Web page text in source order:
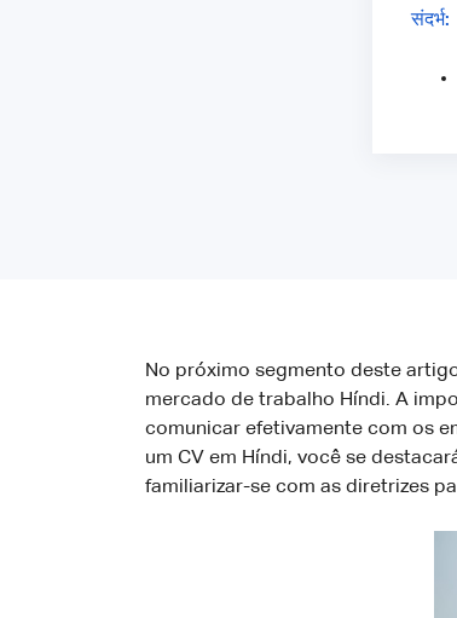
संदर्भ:
No próximo segmento deste
mercado de trabalho Híndi. A
comunicar efetivamente com os
um CV em Híndi, você se
familiarizar-se com as diretrizes